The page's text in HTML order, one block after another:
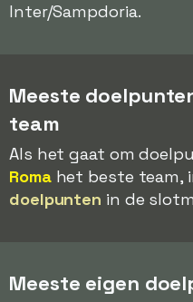
Inter/Sampdoria.
Meeste
team
Als het gaat om
Romahet beste team,
doelpunten in de
Meeste eigen